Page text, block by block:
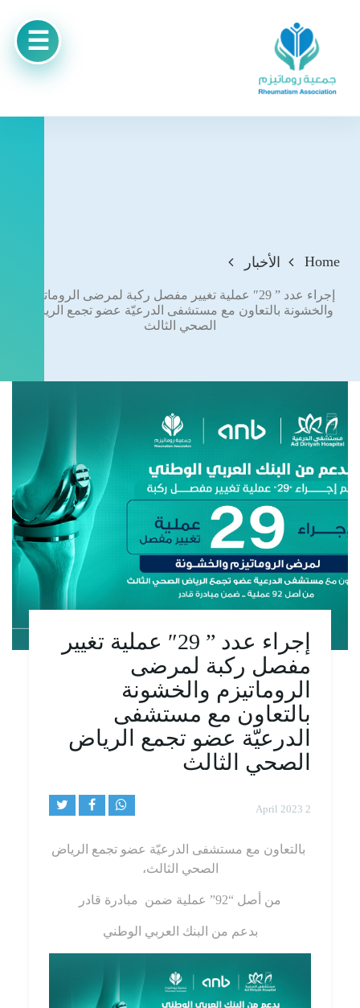
Home الأخبار
إجراء عدد ” 29″ عملية تغيير مفصل ركبة لمرضى الروماتيزم
والخشونة بالتعاون مع مستشفى الدرعيّة عضو تجمع الرياض
الصحي الثالث
إجراء عدد ” 29″ عملية تغيير
مفصل ركبة لمرضى
الروماتيزم والخشونة
بالتعاون مع مستشفى
الدرعيّة عضو تجمع الرياض
الصحي الثالث
2 April 2023
بالتعاون مع مستشفى الدرعيّة عضو تجمع الرياض
الصحي الثالث،
من أصل “92” عملية ضمن مبادرة قادر
بدعم من البنك العربي الوطني